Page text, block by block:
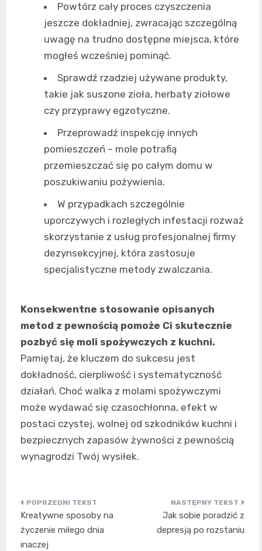
Powtórz cały proces czyszczenia
jeszcze dokładniej, zwracając szczególną
uwagę na trudno dostępne miejsca, które
mogłeś wcześniej pominąć.
Sprawdź rzadziej używane produkty,
takie jak suszone zioła, herbaty ziołowe
czy przyprawy egzotyczne.
Przeprowadź inspekcję innych
pomieszczeń – mole potrafią
przemieszczać się po całym domu w
poszukiwaniu pożywienia.
W przypadkach szczególnie
uporczywych i rozległych infestacji rozważ
skorzystanie z usług profesjonalnej firmy
dezynsekcyjnej, która zastosuje
specjalistyczne metody zwalczania.
Konsekwentne stosowanie opisanych
metod z pewnością pomoże Ci skutecznie
pozbyć się moli spożywczych z kuchni.
Pamiętaj, że kluczem do sukcesu jest
dokładność, cierpliwość i systematyczność
działań. Choć walka z molami spożywczymi
może wydawać się czasochłonna, efekt w
postaci czystej, wolnej od szkodników kuchni i
bezpiecznych zapasów żywności z pewnością
wynagrodzi Twój wysiłek.
Nawigacja
wpisu
Kreatywne sposoby na
życzenie miłego dnia
inaczej
Jak sobie poradzić z
depresją po rozstaniu